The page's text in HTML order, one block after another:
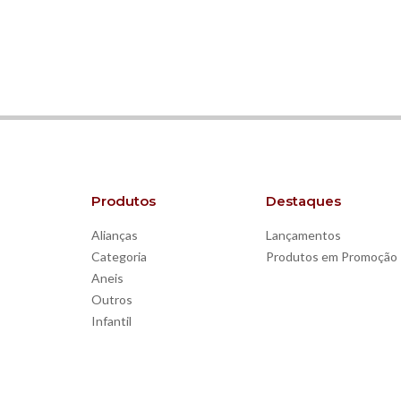
Produtos
Alianças
Categoria
Aneis
Outros
Infantil
Destaques
Lançamentos
Produtos em Promoção